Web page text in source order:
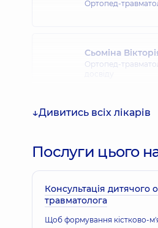
Ортопед-
Сьоміна
Ортопед-
Миць Ярослав
Реабілітолог;
медицини; Лікар
травматолог,
Дивитись всіх лікарів
Послуги цього
Консультація дитячого
травматолога
Щоб формування кістково-